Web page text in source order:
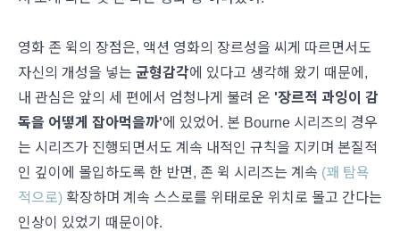
영화 존 윅의 장점은, 액션 영화의 장르성을 씨게 따르면서도
자신의 개성을 넣는 균형감각에 있다고 생각해 왔기 때문에,
내 관심은 앞의 세 편에서 엄청나게 불려 온 '장르적 과잉이 감
독을 어떻게 잡아먹을까'에 있었어. 본 Bourne 시리즈의 경우
는 시리즈가 진행되면서도 계속 내적인 규칙을 지키며 본질적
인 깊이에 몰입하도록 한 반면, 존 윅 시리즈는 계속 (꽤 탐욕
적으로) 확장하며 계속 스스로를 위태로운 위치로 몰고 간다는
인상이 있었기 때문이야.